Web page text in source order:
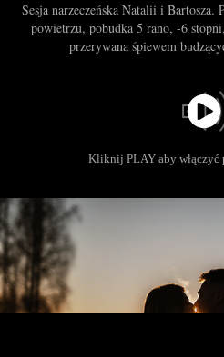
Sesja narzeczeńska Natalii i Bartosza.
powietrzu, pobudka 5 rano, -6
przerywana śpiewem
Kliknij PLAY aby włączyć